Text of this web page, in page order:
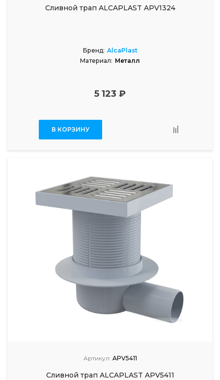
Сливной трап ALCAPLAST APV1324
Бренд: AlcaPlast
Материал: Металл
5 123 ₽
В КОРЗИНУ
Артикул: APV5411
Сливной трап ALCAPLAST APV5411